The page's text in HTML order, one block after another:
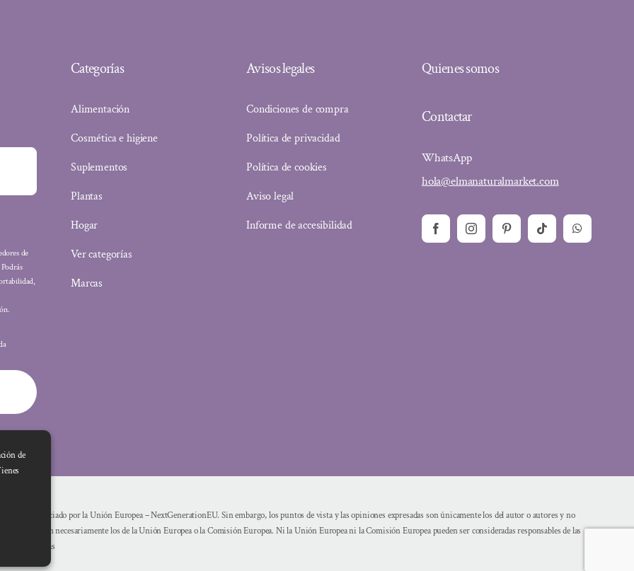
de
Categorías
Alimentación
Cosmética e higiene
Suplementos
Plantas
Hogar
Ver categorías
Marcas
Avisos legales
Condiciones de compra
Política de privacidad
Política de cookies
Aviso legal
Informe de accesibilidad
Quienes somos
Contactar
WhatsApp
hola@elmanaturalmarket.com
Financiado por la Unión Europea – NextGenerationEU. Sin embargo, los puntos de vista y las opiniones expresadas son únicamente los del autor o autores y no
reflejan necesariamente los de la Unión Europea o la Comisión Europea. Ni la Unión Europea ni la Comisión Europea pueden ser consideradas responsables de las
mismas
de